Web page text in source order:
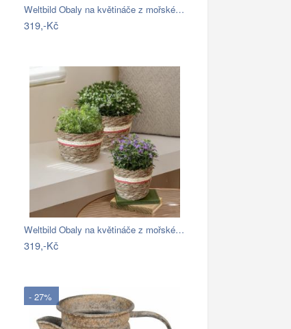
Weltbild Obaly na květináče z mořské…
319,-Kč
Weltbild Obaly na květináče z mořské…
319,-Kč
- 27%